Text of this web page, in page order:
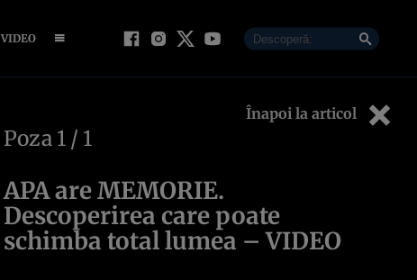
VIDEO
Înapoi la articol
Poza 1 / 1
APA are MEMORIE.
Descoperirea care poate
schimba total lumea – VIDEO